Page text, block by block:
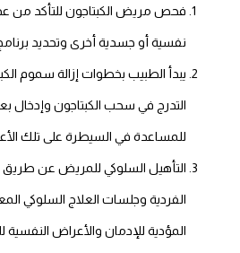
فحص مريض الكبتاجون للتأكد من
نفسية أو جسدية أخرى وتحديد
يبدأ الطبيب بخطوات إزالة سموم
التدرج في سحب الكبتاجون وإدخال
للمساعدة في السيطرة على تلك
التأهيل السلوكي للمريض عن طريق
الفردية وجلسات العلاج السلوكي
المؤدية للإدمان والأعراض النفسية